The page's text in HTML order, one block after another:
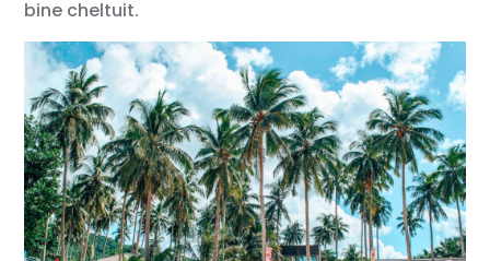
bine cheltuit.